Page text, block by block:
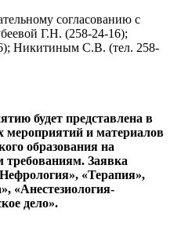
согласованию с
Г.Н. (258-24-16);
Никитиным С.В. (тел. 258-
будет представлена в
мероприятий и материалов
образования на
требованиям. Заявка
«Терапия»,
«Анестезиология-
дело».